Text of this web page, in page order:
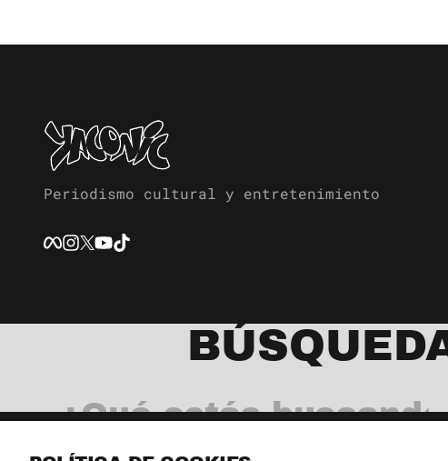
Periodismo cultural y entretenimiento